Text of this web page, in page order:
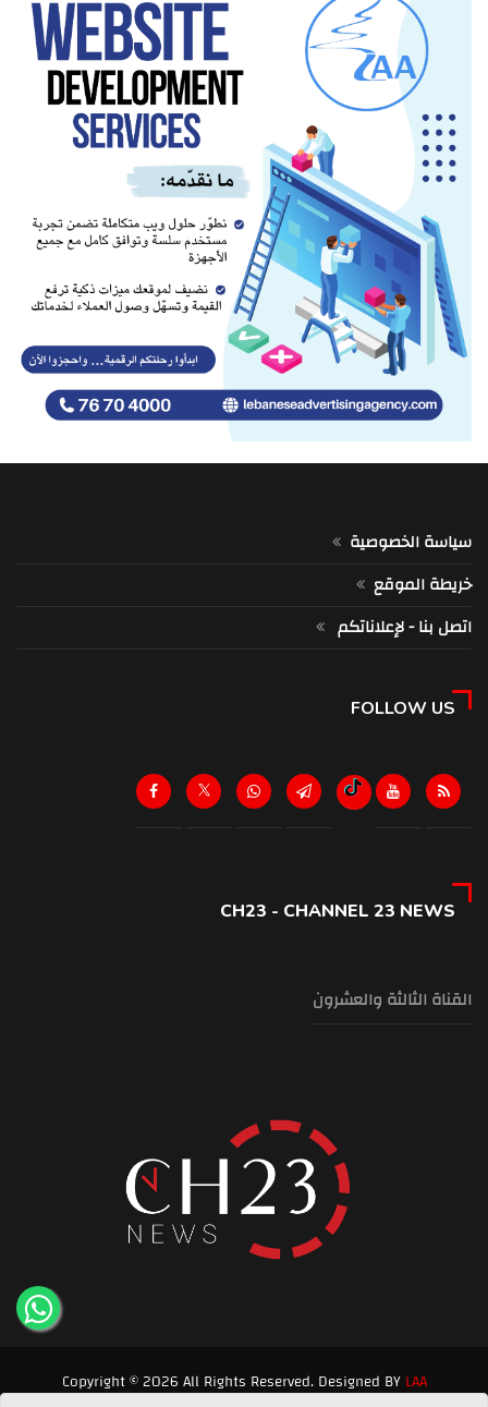
سياسة الخصوصية
خريطة الموقع
اتصل بنا - لإعلاناتكم
FOLLOW US
CH23 - CHANNEL 23 NEWS
القناة الثالثة والعشرون
Copyright © 2026 All Rights Reserved. Designed BYLAA